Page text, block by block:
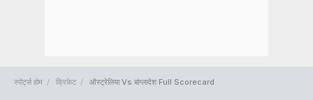
स्पोर्ट्स होम क्रिकेट ऑस्ट्रेलिया Vs बांग्लादेश Full Scorecard